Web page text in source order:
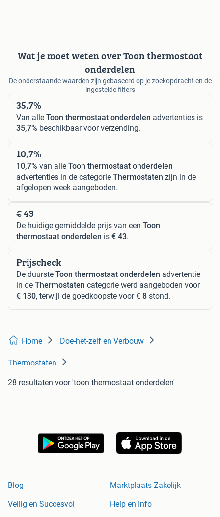
Wat je moet weten over Toon thermostaat
onderdelen
De onderstaande waarden zijn gebaseerd op je zoekopdracht en de
ingestelde filters
35,7%
Van alle Toon thermostaat onderdelen advertenties is
35,7% beschikbaar voor verzending.
10,7%
10,7% van alle Toon thermostaat onderdelen
advertenties in de categorie Thermostaten zijn in de
afgelopen week aangeboden.
€ 43
De huidige gemiddelde prijs van een Toon
thermostaat onderdelen is € 43.
Prijscheck
De duurste Toon thermostaat onderdelen advertentie
in de Thermostaten categorie werd aangeboden voor
€ 130, terwijl de goedkoopste voor€ 8 stond.
Home Doe-het-zelf en Verbouw
Thermostaten
28 resultaten voor 'toon thermostaat onderdelen'
Blog
Marktplaats Zakelijk
Veilig en Succesvol
Help en Info